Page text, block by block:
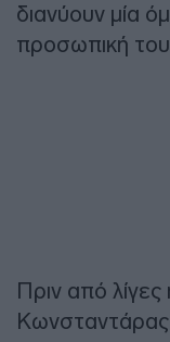
διανύουν μία
προσωπική
Πριν από
Κωνσταντάρας